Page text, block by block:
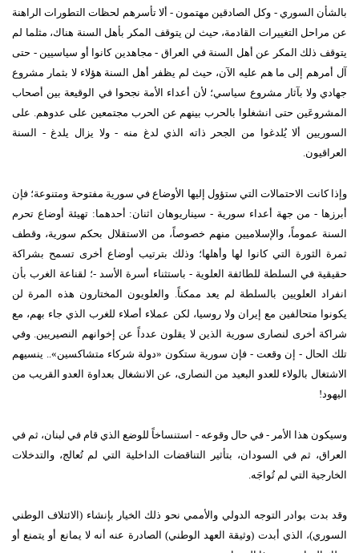
بالشأن السوري - وكل الصادقين مهتمون - ألا تأسرهم لحظات التطورات الراهنة
عن مراحل التغييرات القادمة، حيث لن يتوقف المكر بأهل السنة هناك، مثلما لم
يتوقف ذلك المكر عن أهل السنة في العراق - مجاهدين كانوا أو سياسيين - حتى
آل أمرهم إلى ما هم عليه الآن، حيث لم يظفر أهل السنة هؤلاء لا بثمار مشروع
جهادي ولا بآثار مشروع سياسي؛ لأن أعداء الأمة نجحوا في الوقيعة بين أصحاب
المشروعَين حتى انشغلوا بالحرب بينهم عن الحرب مجتمعين على عدوهم. على
السوريين ألا يُلدغوا من الجحر ذاته الذي لدغ منه - ولا يزال يلدغ - السنة
العراقيون.
وإذا كانت الاحتمالات التي ستؤول إليها الأوضاع في سورية مفتوحة ومتنوعة؛ فإن
أبرزها - من جهة أعداء سورية - سيناريوهان اثنان: أحدهما: تهيئة أوضاع تحرم
السنة عموماً، والإسلاميين منهم خصوصاً، من الاستقلال بحكم سورية، وقطف
ثمرة الثورة التي كانوا لها وأهلها؛ وذلك بترتيب أوضاع أخرى تسمح بشراكة
حقيقية في السلطة للطائفة العلوية - باستثناء أسرة الأسد -؛ لقناعة الغرب بأن
انفراد العلويين بالسلطة لم يعد ممكناً. والعلويون المختارون هذه المرة لن
يكونوا متحالفين مع إيران ولا روسيا، لكن عملاء أصلاء للغرب الذي جاء بهم، مع
شراكة أخرى لنصارى سورية الذين لا يقلون عدداً عن إخوانهم النصيريين. وفي
تلك الحال - إن وقعت - فإن سورية ستكون «دولة شركاء متشاكسين».. ينسيهم
الاشتغال بالولاء للعدو البعيد من النصارى، عن الانشغال بعداوة العدو القريب من
اليهود!
وسيكون هذا الأمر - في حال وقوعه - استنساخاً للوضع الذي قام في لبنان، ثم في
العراق، ثم في السودان، بتأثير التناقضات الداخلية التي لم تُعالج، والتدخلات
الخارجية التي لم تُواجَه.
وقد بدت بوادر التوجه الدولي والأممي نحو ذلك الخيار بإنشاء (الائتلاف الوطني
السوري)، الذي أبدت (وثيقة العهد الوطني) الصادرة عنه أنه لا يمانع أو يتمنع أو